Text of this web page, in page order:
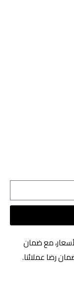
مع ضمان
رضا عملائنا.